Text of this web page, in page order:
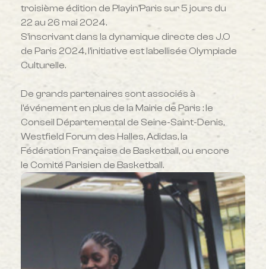
troisième édition de Playin’Paris sur 5 jours du
22 au 26 mai 2024.
S’inscrivant dans la dynamique directe des J.O
de Paris 2024, l’initiative est labellisée Olympiade
Culturelle.
De grands partenaires sont associés à
l’événement en plus de la Mairie de Paris : le
Conseil Départemental de Seine-Saint-Denis,
Westfield Forum des Halles, Adidas, la
Fédération Française de Basketball, ou encore
le Comité Parisien de Basketball.